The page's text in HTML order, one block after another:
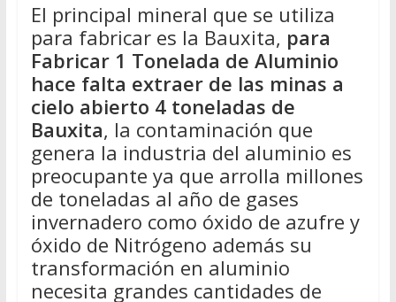
El principal mineral que se utiliza
para fabricar es la Bauxita, para
Fabricar 1 Tonelada de Aluminio
hace falta extraer de las minas a
cielo abierto 4 toneladas de
Bauxita, la contaminación que
genera la industria del aluminio es
preocupante ya que arrolla millones
de toneladas al año de gases
invernadero como óxido de azufre y
óxido de Nitrógeno además su
transformación en aluminio
necesita grandes cantidades de